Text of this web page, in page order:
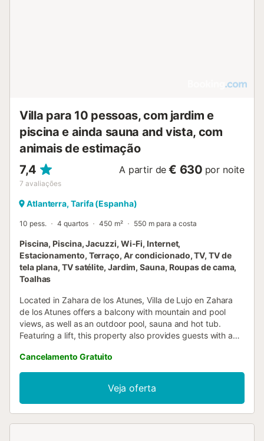
Villa para 10 pessoas, com jardim e
piscina e ainda sauna and vista, com
animais de estimação
7,4
7 avaliações
A partir de € 630 por noite
Atlanterra, Tarifa (Espanha)
10 pess. 4 quartos 450 m² 550 m para a costa
Piscina, Piscina, Jacuzzi, Wi-Fi, Internet,
Estacionamento, Terraço, Ar condicionado, TV, TV de
tela plana, TV satélite, Jardim, Sauna, Roupas de cama,
Toalhas
Located in Zahara de los Atunes, Villa de Lujo en Zahara
de los Atunes offers a balcony with mountain and pool
views, as well as an outdoor pool, sauna and hot tub.
Featuring a lift, this property also provides guests with a
Cancelamento Gratuito
Veja oferta